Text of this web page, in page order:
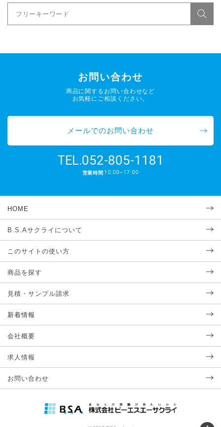
お問い合わせ
商品に関するお問い合わせなど
お気軽にご相談ください。
メールでのお問い合わせ
TEL.052-805-1181
営業時間 10:00~17:00
HOME
B.S.Aサクライについて
このサイトの使い方
商品を探す
見積・サンプル請求
新着情報
会社概要
求人情報
お問い合わせ